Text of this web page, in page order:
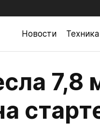
Новости Техника
7,8